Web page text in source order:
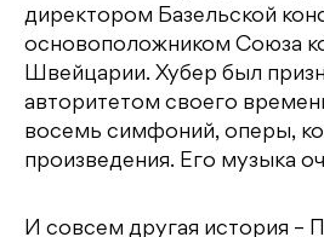
директором Базельской
основоположником Союза
Швейцарии. Хубер был
авторитетом своего
восемь симфоний, оперы,
произведения. Его музыка
И совсем другая история –